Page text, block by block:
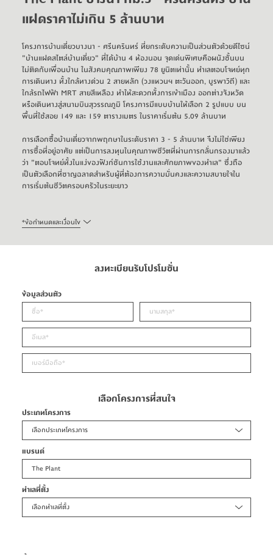
แฝดราคาไม่เกิน 5 ล้านบาท
โครงการบ้านเดี่ยวบางนา - ศรีนครินทร์ ที่ยกระดับความเป็นส่วนตัวด้วยดีไซน์
"บ้านแฝดสไตล์บ้านเดี่ยว" ที่ได้บ้าน 4 ห้องนอน จุดเด่นพิเศษคือผนังชั้นบน
ไม่ติดกับเพื่อนบ้าน ในสังคมคุณภาพเพียง 78 ยูนิตเท่านั้น ทำเลตอบโจทย์ทุก
การเดินทาง ทั้งใกล้ทางด่วน 2 สายหลัก (วงแหวนฯ ตะวันออก, บูรพาวิถี) และ
ใกล้รถไฟฟ้า MRT สายสีเหลือง ทำให้สะดวกทั้งการเข้าเมือง ออกต่างจังหวัด
หรือเดินทางสู่สนามบินสุวรรณภูมิ โครงการมีแบบบ้านให้เลือก 2 รูปแบบ บน
พื้นที่ใช้สอย 149 และ 159 ตารางเมตร ในราคาเริ่มต้น 5.09 ล้านบาท
การเลือกซื้อบ้านเดี่ยวจากพฤกษาในระดับราคา 3 - 5 ล้านบาท จึงไม่ใช่เพียง
การซื้อที่อยู่อาศัย แต่เป็นการลงทุนในคุณภาพชีวิตที่ผ่านการกลั่นกรองมาแล้ว
ว่า "ตอบโจทย์ทั้งในแง่ของฟังก์ชันการใช้งานและศักยภาพของทำเล" ซึ่งถือ
เป็นตัวเลือกที่ชาญฉลาดสำหรับผู้ที่ต้องการความมั่นคงและความสบายใจใน
การเริ่มต้นชีวิตครอบครัวในระยะยาว
*ข้อกำหนดและเงื่อนไข
ลงทะเบียนรับโปรโมชั่น
ข้อมูลส่วนตัว
เลือกโครงการที่สนใจ
ประเภทโครงการ
เลือกประเภทโครงการ
แบรนด์
The Plant
ทำเลที่ตั้ง
เลือกทำเลที่ตั้ง